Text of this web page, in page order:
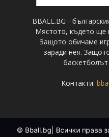
BBALL.BG -
Мястото, където ще
Защото обичаме
заради нея.
Контакти:
© Bball.bg| Всички права